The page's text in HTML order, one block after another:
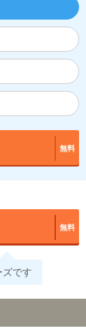
無料
無料
ズです